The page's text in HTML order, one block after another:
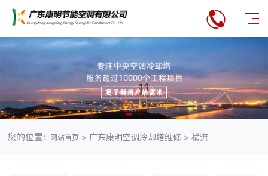
您的位置: 网站首页 > 广东康明空调冷却塔维修 > 横流